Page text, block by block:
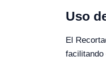
Uso
El
facilitando